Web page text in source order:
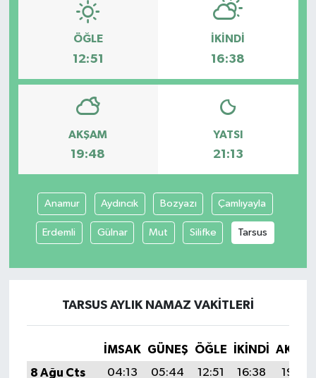
ÖĞLE
12:51
İKINDI
16:38
AKŞAM
19:48
YATSI
21:13
Anamur Aydıncık Bozyazı Çamlıyayla
Erdemli Gülnar Mut Silifke Tarsus
TARSUS AYLIK NAMAZ VAKITLERI
İMSAK GÜNEŞ ÖĞLE İKINDI
8 Ağu Cts
04:13 05:44 12:51 16:38
19:48